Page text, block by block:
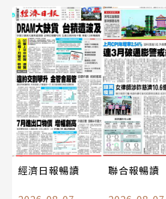
經濟日報暢讀
聯合報暢讀